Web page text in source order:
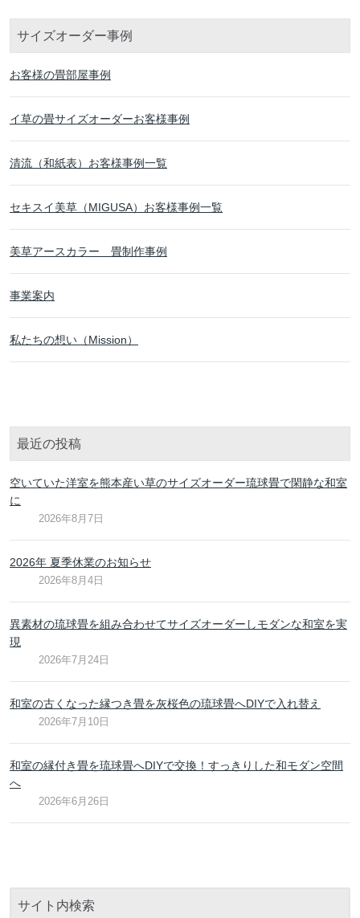
サイズオーダー事例
お客様の畳部屋事例
イ草の畳サイズオーダーお客様事例
清流（和紙表）お客様事例一覧
セキスイ美草（MIGUSA）お客様事例一覧
美草アースカラー 畳制作事例
事業案内
私たちの想い（Mission）
最近の投稿
空いていた洋室を熊本産い草のサイズオーダー琉球畳で閑静な和室
に
2026年8月7日
2026年 夏季休業のお知らせ
2026年8月4日
異素材の琉球畳を組み合わせてサイズオーダーしモダンな和室を実
現
2026年7月24日
和室の古くなった縁つき畳を灰桜色の琉球畳へDIYで入れ替え
2026年7月10日
和室の縁付き畳を琉球畳へDIYで交換！すっきりした和モダン空間
へ
2026年6月26日
サイト内検索